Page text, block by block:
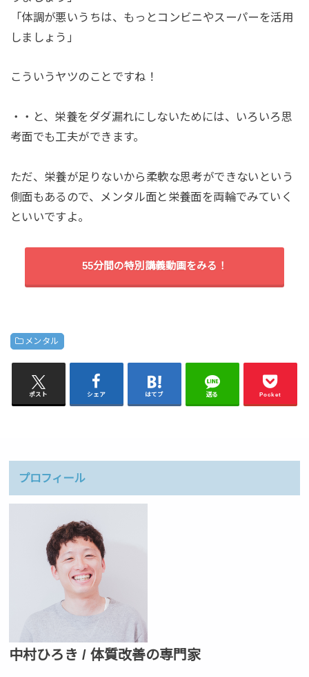
「体調が悪いうちは、もっとコンビニやスーパーを活用
しましょう」
こういうヤツのことですね！
・・と、栄養をダダ漏れにしないためには、いろいろ思
考面でも工夫ができます。
ただ、栄養が足りないから柔軟な思考ができないという
側面もあるので、メンタル面と栄養面を両輪でみていく
といいですよ。
55分間の特別講義動画をみる！
メンタル
ポスト シェア はてブ 送る Pocket
プロフィール
中村ひろき / 体質改善の専門家